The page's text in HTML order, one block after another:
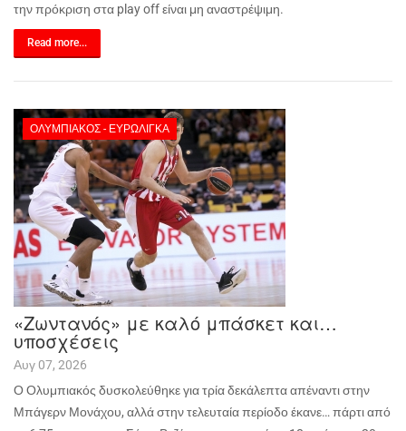
την πρόκριση στα playoffείναι μη αναστρέψιμη.
Read more...
ΟΛΥΜΠΙΑΚΌΣ - ΕΥΡΩΛΊΓΚΑ
«Ζωντανός» με καλό μπάσκετ και…
υποσχέσεις
Αυγ 07, 2026
Ο Ολυμπιακός δυσκολεύθηκε για τρία δεκάλεπτα απέναντι στην
Μπάγερν Μονάχου, αλλά στην τελευταία περίοδο έκανε… πάρτι από